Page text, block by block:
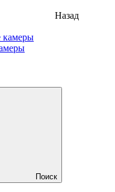
Назад
камеры
Поиск